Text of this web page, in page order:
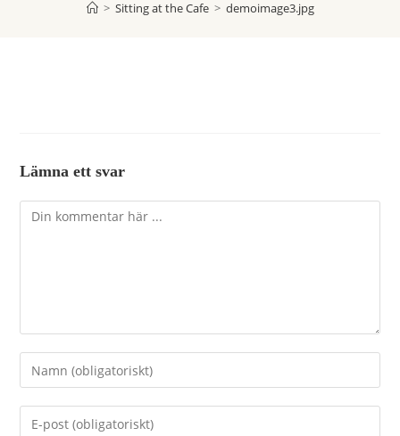
> Sitting at the Cafe > demoimage3.jpg
Lämna ett svar
Kommentar
Ange
ditt
namn
eller
Ange